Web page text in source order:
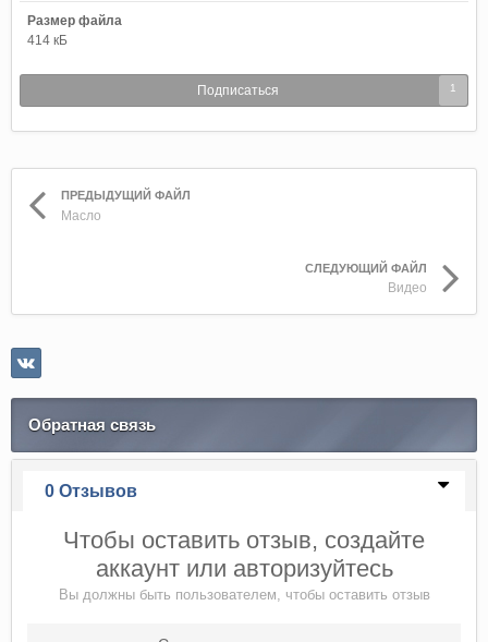
Размер файла
414 кБ
Подписаться 1
ПРЕДЫДУЩИЙ ФАЙЛ
Масло
СЛЕДУЮЩИЙ ФАЙЛ
Видео
Обратная связь
0 Отзывов
Чтобы оставить отзыв, создайте
аккаунт или авторизуйтесь
Вы должны быть пользователем, чтобы оставить отзыв